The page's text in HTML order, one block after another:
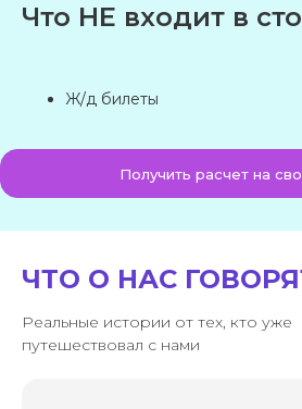
Что НЕ входит в
Ж/д билеты
Получить расчет на
ЧТО О НАС
Реальные истории от тех, кто уже
путешествовал с нами
Ваш запрос
Нажимая на кнопку «Отправить»,
даете согласие на обработку
cполитикой конфиденциальности